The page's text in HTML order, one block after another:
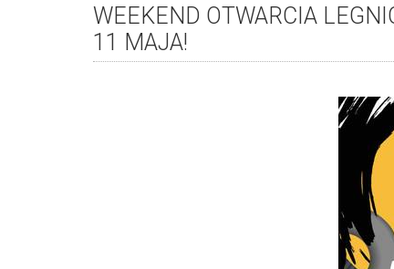
WEEKEND OTWARCIA
11 MAJA!